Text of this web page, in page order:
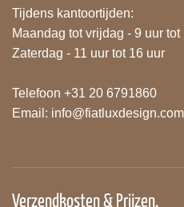
Tijdens kantoortijden:
Maandag tot vrijdag - 9 uur tot
Zaterdag - 11 uur tot 16 uur
Telefoon +31 20 6791860
Email: info@fiatluxdesign.com
Verzendkosten & Prijzen.